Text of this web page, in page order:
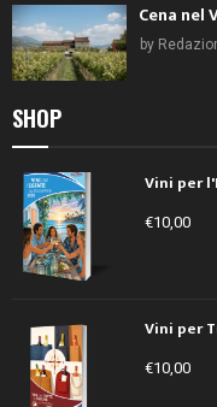
Cena nel
by
SHOP
Vini per
€10,00
Vini per
€10,00